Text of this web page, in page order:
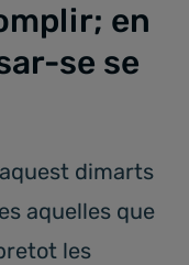
en
se se
dimarts
aquelles que
les